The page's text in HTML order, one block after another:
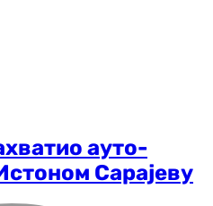
ауто-
Сарајеву